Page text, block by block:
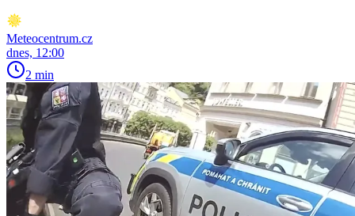
Meteocentrum.cz
dnes, 12:00
2 min